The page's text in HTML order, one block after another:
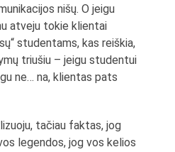
nišų. O jeigu
atveju tokie klientai
studentams, kas reiškia,
triušiu – jeigu studentui
ne… na, klientas pats
tačiau faktas, jog
legendos, jog vos kelios